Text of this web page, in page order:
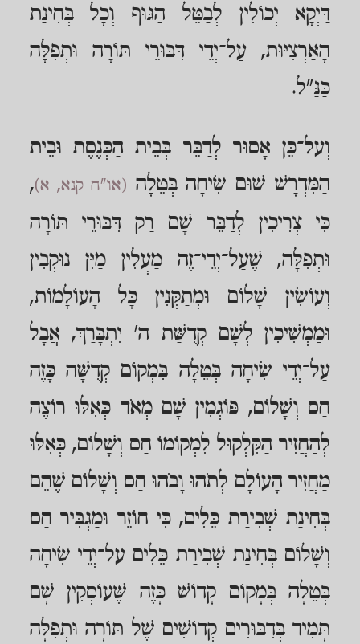
דַּיְקָא יְכוֹלִין לְבַטֵּל הַגּוּף וְכָל בְּחִינַת
הָאַרְצִיּוּת, עַל־יְדֵי דִּבּוּרֵי תּוֹרָה וּתְפִלָּה
כַּנַּ"ל.
וְעַל־כֵּן אָסוּר לְדַבֵּר בְּבֵית הַכְּנֶסֶת וּבֵית
הַמִּדְרָשׁ שׁוּם שִׂיחָה בְּטֵלָה (או"ח קנא, א),
כִּי צְרִיכִין לְדַבֵּר שָׁם רַק דִּבּוּרֵי תּוֹרָה
וּתְפִלָּה, שֶׁעַל־יְדֵי־זֶה מַעֲלִין מַיִּן נוּקְבִין
וְעוֹשִׂין שָׁלוֹם וּמְתַקְּנִין כָּל הָעוֹלָמוֹת,
וּמַמְשִׁיכִין לְשָׁם קְדֻשַּׁת ה' יִתְבָּרַךְ, אֲבָל
עַל־יְדֵי שִׂיחָה בְּטֵלָה בִּמְקוֹם קְדֻשָּׁה כָּזֶה
חַס וְשָׁלוֹם, פּוֹגְמִין שָׁם מְאֹד כְּאִלּוּ רוֹצֶה
לְהַחֲזִיר הַקִּלְקוּל לִמְקוֹמוֹ חַס וְשָׁלוֹם, כְּאִלּוּ
מַחֲזִיר הָעוֹלָם לְתֹהוּ וָבֹהוּ חַס וְשָׁלוֹם שֶׁהֵם
בְּחִינַת שְׁבִירַת כֵּלִים, כִּי חוֹזֵר וּמַגְבִּיר חַס
וְשָׁלוֹם בְּחִינַת שְׁבִירַת כֵּלִים עַל־יְדֵי שִׂיחָה
בְּטֵלָה בְּמָקוֹם קָדוֹשׁ כָּזֶה שֶּׁעוֹסְקִין שָׁם
תָּמִיד בְּדִבּוּרִים קְדוֹשִׁים שֶׁל תּוֹרָה וּתְפִלָּה